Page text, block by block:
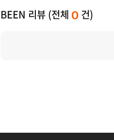
BEEN 리뷰 (전체 0 건)